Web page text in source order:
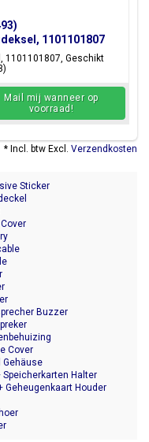
1101101807
1101101807, Geschikt
Mail mij wanneer op
voorraad!
* Incl. btw Excl. Verzendkosten
Sticker
Buzzer
Cover
Gehäuse
Speicherkarten Halter
Geheugenkaart Houder